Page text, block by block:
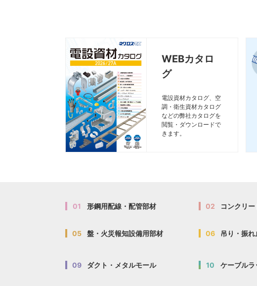
WEBカタロ
グ
電設資材カタログ、空
調・衛生資材カタログ
などの弊社カタログを
閲覧・ダウンロードで
きます。
01 形鋼用配線・配管部材 02 コンクリ
05 盤・火災報知設備用部材 06 吊り・振
09 ダクト・メタルモール 10 ケーブルラ